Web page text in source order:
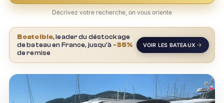
Décrivez votre recherche, on vous oriente
Boatcible, leader du déstockage
de bateau en France, jusqu'à -35%
de remise
VOIR LES BATEAUX